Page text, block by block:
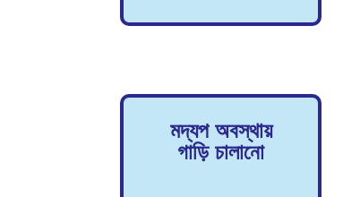
মদ্যপ অবস্থায়
গাড়ি চালানো